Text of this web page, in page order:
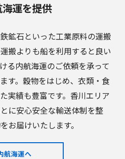
運を提供
鉱石といった工業原料の運搬
搬よりも船を利用すると良い
る内航海運のご依頼を承って
す。穀物をはじめ、衣類・食
実績も豊富です。香川エリア
に安心安全な輸送体制を整
お届けいたします。
航海運へ